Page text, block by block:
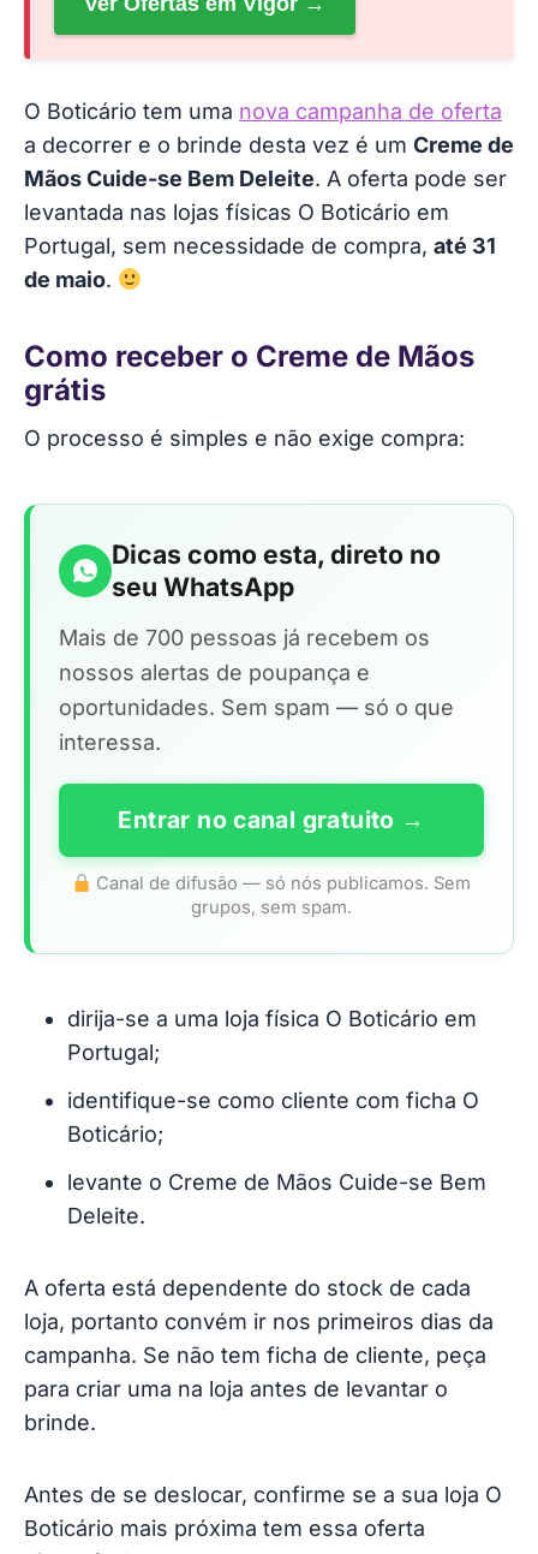
O Boticário tem uma nova campanha de oferta
a decorrer e o brinde desta vez é um Creme de
Mãos Cuide-se Bem Deleite. A oferta pode ser
levantada nas lojas físicas O Boticário em
Portugal, sem necessidade de compra, até 31
de maio.
Como receber o Creme de Mãos
grátis
O processo é simples e não exige compra:
Dicas como esta, direto no
seu WhatsApp
Mais de 700 pessoas já recebem os
nossos alertas de poupança e
oportunidades. Sem spam — só o que
interessa.
Entrar no canal gratuito →
Canal de difusão — só nós publicamos. Sem
grupos, sem spam.
dirija-se a uma loja física O Boticário em
Portugal;
identifique-se como cliente com ficha O
Boticário;
levante o Creme de Mãos Cuide-se Bem
Deleite.
A oferta está dependente do stock de cada
loja, portanto convém ir nos primeiros dias da
campanha. Se não tem ficha de cliente, peça
para criar uma na loja antes de levantar o
brinde.
Antes de se deslocar, confirme se a sua loja O
Boticário mais próxima tem essa oferta